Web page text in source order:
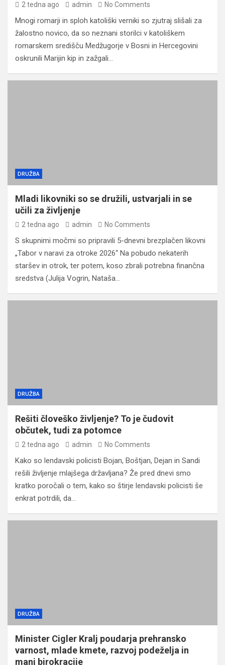
2 tedna ago admin No Comments
Mnogi romarji in sploh katoliški verniki so zjutraj slišali za
žalostno novico, da so neznani storilci v katoliškem
romarskem središču Medžugorje v Bosni in Hercegovini
oskrunili Marijin kip in zažgali…
DRUŽBA
Mladi likovniki so se družili, ustvarjali in se
učili za življenje
2 tedna ago admin No Comments
S skupnimi močmi so pripravili 5-dnevni brezplačen likovni
„Tabor v naravi za otroke 2026“ Na pobudo nekaterih
staršev in otrok, ter potem, koso zbrali potrebna finančna
sredstva (Julija Vogrin, Nataša…
DRUŽBA
Rešiti človeško življenje? To je čudovit
občutek, tudi za potomce
2 tedna ago admin No Comments
Kako so lendavski policisti Bojan, Boštjan, Dejan in Sandi
rešili življenje mlajšega državljana? Že pred dnevi smo
kratko poročali o tem, kako so štirje lendavski policisti še
enkrat potrdili, da…
DRUŽBA
Minister Cigler Kralj poudarja prehransko
varnost, mlade kmete, razvoj podeželja in
manj birokracije